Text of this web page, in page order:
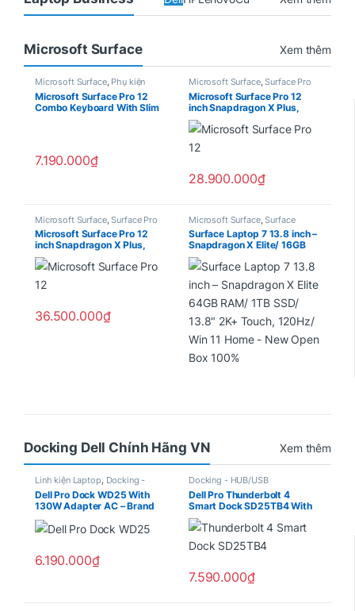
Microsoft Surface Xem thêm
Microsoft Surface, Phụ kiện
Surface
Microsoft Surface Pro 12
Combo Keyboard With Slim
7.190.000₫
Microsoft Surface,Surface Pro
Microsoft Surface Pro 12
inch Snapdragon X Plus,
Ram 16GB, SSD 256GB, Win
11 Arm Pro – Platinum
28.900.000₫
Microsoft Surface,Surface Pro
Microsoft Surface Pro 12
inch Snapdragon X Plus,
Ram 16GB, SSD 512GB, Win
11 Arm Pro – Platinum
36.500.000₫
Microsoft Surface,Surface
Laptop
Surface Laptop 7 13.8 inch –
Snapdragon X Elite/ 16GB
RAM/ 1TB SSD/ 13.8″ 2K
Touch, 120Hz/ Win 11 Home/
Copilot+ PC – New Box 100%
Docking Dell Chính Hãng VN Xem thêm
Linh kiện Laptop, Docking -
HUB/USB
Dell Pro Dock WD25 With
130W Adapter AC – Brand
6.190.000₫
Docking - HUB/USB
Dell Pro Thunderbolt 4
Smart Dock SD25TB4 With
180W Adapter AC – Brand
New BH Dell 3 Year
7.590.000₫